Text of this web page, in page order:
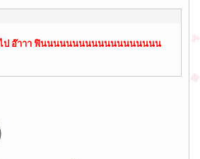
ไป อ๊าาา ฟินนนนนนนนนนนนนนนนนนน